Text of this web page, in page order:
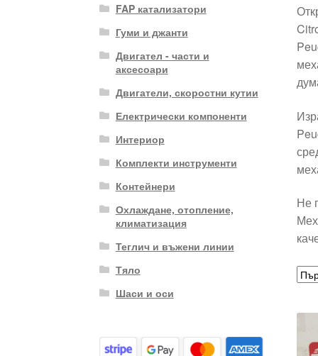
Не
FAP катализатори
Гуми и джанти
Двигател - части и
аксесоари
Двигатели, скоростни кутии
Електрически компоненти
Интериор
Комплекти инструменти
Контейнери
Охлаждане, отопление,
климатизация
Теглич и въжени линии
Тяло
Шаси и оси